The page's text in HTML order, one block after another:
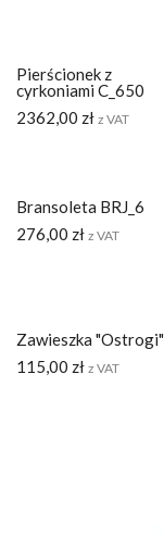
Pierścionek z
cyrkoniami C_650
2362,00 zł z VAT
Bransoleta BRJ_6
276,00 zł z VAT
Zawieszka "Ostrogi"
115,00 zł z VAT